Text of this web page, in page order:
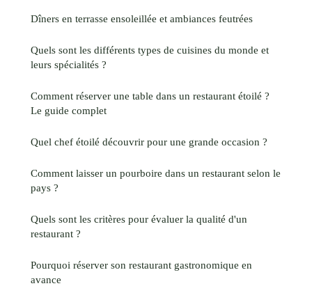
Dîners en terrasse ensoleillée et ambiances feutrées
Quels sont les différents types de cuisines du monde et
leurs spécialités ?
Comment réserver une table dans un restaurant étoilé ?
Le guide complet
Quel chef étoilé découvrir pour une grande occasion ?
Comment laisser un pourboire dans un restaurant selon le
pays ?
Quels sont les critères pour évaluer la qualité d'un
restaurant ?
Pourquoi réserver son restaurant gastronomique en
avance